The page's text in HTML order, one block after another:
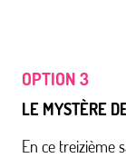
OPTION 3
LE MYSTÈRE
En ce treizième